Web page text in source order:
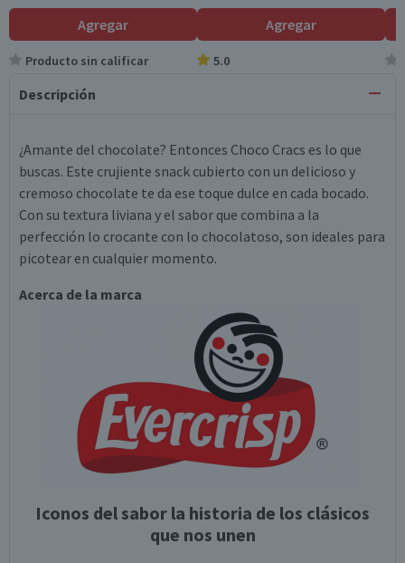
Agregar
Producto sin calificar
Agregar
5.0
Descripción
¿Amante del chocolate? Entonces Choco Cracs es lo que
buscas. Este crujiente snack cubierto con un delicioso y
cremoso chocolate te da ese toque dulce en cada bocado.
Con su textura liviana y el sabor que combina a la
perfección lo crocante con lo chocolatoso, son ideales para
picotear en cualquier momento.
Acerca de la marca
Iconos del sabor la historia de los clásicos
que nos unen